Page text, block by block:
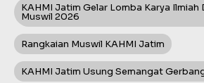
KAHMI Jatim Gelar Lomba Karya Ilmiah
Muswil 2026
Rangkaian Muswil KAHMI Jatim
KAHMI Jatim Usung Semangat